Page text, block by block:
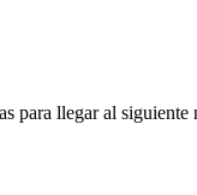
para llegar al siguiente